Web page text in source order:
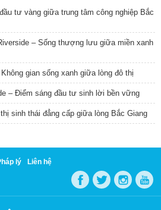
tư vàng giữa trung tâm công nghiệp Bắc
– Sống thượng lưu giữa miền xanh
gian sống xanh giữa lòng đô thị
– Điểm sáng đầu tư sinh lời bền vững
sinh thái đẳng cấp giữa lòng Bắc Giang
lý Liên hệ